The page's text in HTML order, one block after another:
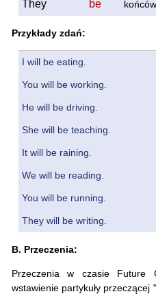
They
be
Przykłady zdań:
I will be eating.
You will be working.
He will be driving.
She will be teaching.
It will be raining.
We will be reading.
You will be running.
They will be writing.
B. Przeczenia:
Przeczenia w czasie Future
wstawienie partykuły przeczącej "